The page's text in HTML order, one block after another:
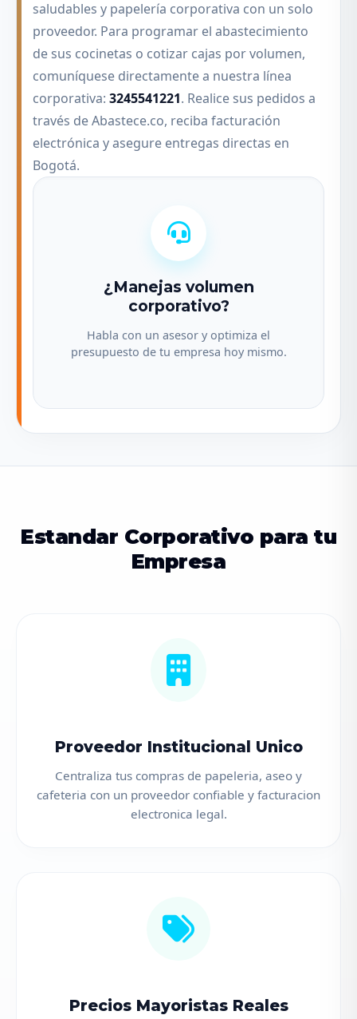
saludables y papelería corporativa con un solo
proveedor. Para programar el abastecimiento
de sus cocinetas o cotizar cajas por volumen,
comuníquese directamente a nuestra línea
corporativa: 3245541221. Realice sus pedidos a
través de Abastece.co, reciba facturación
electrónica y asegure entregas directas en
Bogotá.
¿Manejas volumen
corporativo?
Habla con un asesor y optimiza el
presupuesto de tu empresa hoy mismo.
Estandar Corporativo para tu
Empresa
Proveedor Institucional Unico
Centraliza tus compras de papeleria, aseo y
cafeteria con un proveedor confiable y facturacion
electronica legal.
Precios Mayoristas Reales